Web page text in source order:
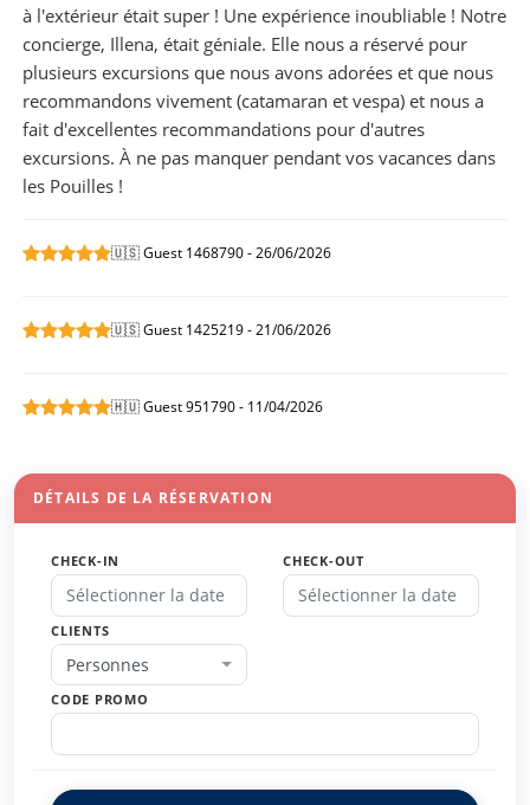
à l'extérieur était super ! Une expérience inoubliable ! Notre
concierge, Illena, était géniale. Elle nous a réservé pour
plusieurs excursions que nous avons adorées et que nous
recommandons vivement (catamaran et vespa) et nous a
fait d'excellentes recommandations pour d'autres
excursions. À ne pas manquer pendant vos vacances dans
les Pouilles !
🇺🇸 Guest 1468790 - 26/06/2026
🇺🇸 Guest 1425219 - 21/06/2026
🇭🇺 Guest 951790 - 11/04/2026
DÉTAILS DE LA RÉSERVATION
CHECK-IN CHECK-OUT
CLIENTS
Personnes
CODE PROMO